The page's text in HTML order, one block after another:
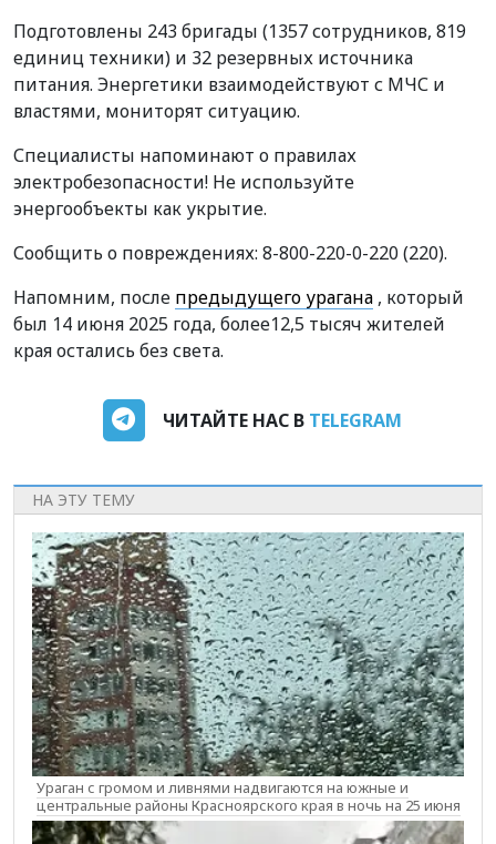
Подготовлены 243 бригады (1357 сотрудников, 819
единиц техники) и 32 резервных источника
питания. Энергетики взаимодействуют с МЧС и
властями, мониторят ситуацию.
Специалисты напоминают о правилах
электробезопасности! Не используйте
энергообъекты как укрытие.
Сообщить о повреждениях: 8-800-220-0-220 (220).
Напомним, после предыдущего урагана , который
был 14 июня 2025 года, более12,5 тысяч жителей
края остались без света.
ЧИТАЙТЕ НАС В TELEGRAM
НА ЭТУ ТЕМУ
Ураган с громом и ливнями надвигаются на южные и
центральные районы Красноярского края в ночь на 25 июня